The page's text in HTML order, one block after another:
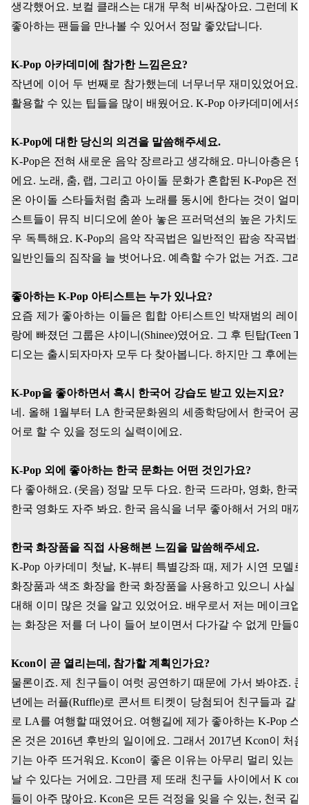
생각했어요. 보컬 클래스는 대개 무척 비싸잖아요. 그런데 K-
좋아하는 팬들을 만나볼 수 있어서 정말 좋았답니다.
K-Pop 아카데미에 참가한 느낌은요?
작년에 이어 두 번째로 참가했는데 너무너무 재미있었어요.
활용할 수 있는 팁들을 많이 배웠어요. K-Pop 아카데미에서의
K-Pop에 대한 당신의 의견을 말씀해주세요.
K-Pop은 전혀 새로운 음악 장르라고 생각해요. 마니아층은
에요. 노래 , 춤, 랩, 그리고 아이돌 문화가 혼합된 K-Pop은 전
온 아이돌 스타들처럼 춤과 노래를 동시에 한다는 것이 얼마
스트들이 뮤직 비디오에 쏟아 놓은 프러덕션의 높은 가치도
우 독특해요. K-Pop의 음악 작곡법은 일반적인 팝송 작곡법
일반인들의 짐작을 늘 벗어나요. 예측할 수가 없는 거죠. 그래
좋아하는 K-Pop 아티스트는 누가 있나요?
요즘 제가 좋아하는 이들은 힙합 아티스트인 박재범의 레이
랑에 빠졌던 그룹은 샤이니(Shinee)였어요. 그 후 틴탑(Teen
디오는 출시되자마자 모두 다 찾아봅니다. 하지만 그 후에는
K-Pop을 좋아하면서 혹시 한국어 강습도 받고 있는지요?
네 . 올해 1 월부터 LA 한국문화원의 세종학당에서 한국어 공
어로 할 수 있을 정도의 실력이에요.
K-Pop 외에 좋아하는 한국 문화는 어떤 것인가요?
다 좋아해요. (웃음) 정말 모두 다요. 한국 드라마, 영화, 한국
한국 영화도 자주 봐요. 한국 음식을 너무 좋아해서 거의 매
한국 화장품을 직접 사용해본 느낌을 말씀해주세요.
K-Pop 아카데미 첫날, K-뷰티 특별강좌 때 ,제가 시연 모델로
화장품과 색조 화장을 한국 화장품을 사용하고 있으니 사실
대해 이미 많은 것을 알고 있었어요. 배우로서 저는 메이크업
는 화장은 저를 더 나이 들어 보이면서 다가갈 수 없게 만들어
Kcon이 곧 열리는데 , 참가할 계획인가요?
물론이죠.제 친구들이 여럿 공연하기 때문에 가서 봐야죠. 콘
년에는 러플(Ruffle)로 콘서트 티켓이 당첨되어 친구들과 갈
로LA를 여행할 때였어요. 여행길에 제가 좋아하는K-Pop 스
온 것은 2016년 후반의 일이에요. 그래서 2017년 Kcon이 처음
기는 아주 뜨거워요. Kcon이 좋은 이유는 아무리 멀리 있는
날 수 있다는 거에요. 그만큼 제 또래 친구들 사이에서K con
들이 아주 많아요. Kcon은 모든 걱정을 잊을 수 있는, 천국 같